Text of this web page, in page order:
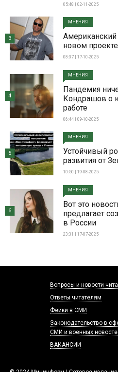
05:48 | 02-11-2025
МНЕНИЯ
новом
08:37 | 17-10-2025
3
МНЕНИЯ
Пандемия
Кондрашов о
работе
06:44 | 09-10-2025
4
МНЕНИЯ
Устойчивый
развития от
10:50 | 19-08-2025
5
МНЕНИЯ
Вот это
предлагает
в России
23:31 | 17-07-2025
6
Вопросы и новости
Ответы читателям
Фейки в СМИ
Законодательство в
СМИ и военных
ВАКАНСИИ